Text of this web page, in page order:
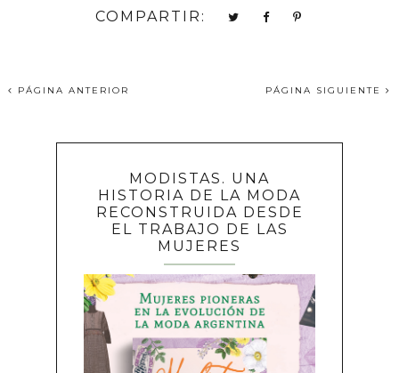
COMPARTIR:
PÁGINA ANTERIOR PÁGINA SIGUIENTE
MODISTAS. UNA
HISTORIA DE LA MODA
RECONSTRUIDA DESDE
EL TRABAJO DE LAS
MUJERES